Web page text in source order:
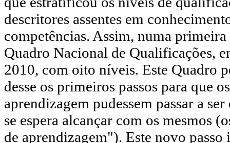
descritores assentes em
competências. Assim, numa
Quadro Nacional de Qualificações,
2010, com oito níveis. Este Quadro
desse os primeiros passos para que
aprendizagem pudessem passar a
se espera alcançar com os mesmos
de aprendizagem"). Este novo